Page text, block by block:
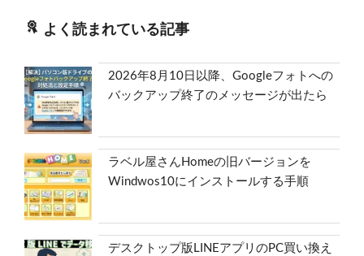
よく読まれている記事
2026年8月10日以降、Googleフォトへの
バックアップ終了のメッセージが出たら
ラベル屋さんHomeの旧バージョンを
Windwos10にインストールする手順
デスクトップ版LINEアプリのPC買い換え